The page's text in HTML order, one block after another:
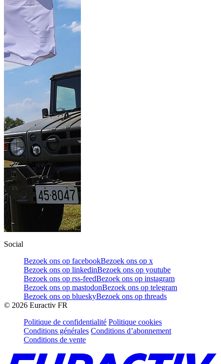
Social
Bezoek ons op facebookBezoek ons op x
Bezoek ons op linkedinBezoek ons op youtube
Bezoek ons op rss-feedBezoek ons op instagram
Bezoek ons op mastodonBezoek ons op telegram
Bezoek ons op blueskyBezoek ons op threads
© 2026 Euractiv FR
Politique de confidentialité Politique cookies
Conditions générales Conditions d’abonnement
Conditions de vente